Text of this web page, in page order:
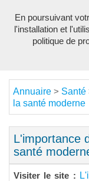
Annuaire > Santé
la santé moderne
L'importance
santé
Visiter le site :
En poursuivant
l'installation et
politique de